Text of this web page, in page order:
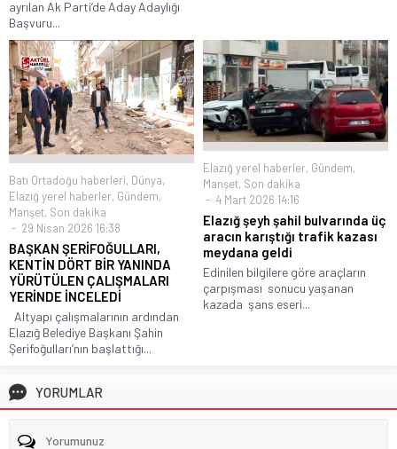
ayrılan Ak Parti’de Aday Adaylığı
Başvuru...
Batı Ortadoğu haberleri, Dünya,
Elazığ yerel haberler, Gündem,
Manşet, Son dakika
29 Nisan 2026 16:38
BAŞKAN ŞERİFOĞULLARI,
KENTİN DÖRT BİR YANINDA
YÜRÜTÜLEN ÇALIŞMALARI
YERİNDE İNCELEDİ
Altyapı çalışmalarının ardından
Elazığ Belediye Başkanı Şahin
Şerifoğulları’nın başlattığı...
Elazığ yerel haberler, Gündem,
Manşet, Son dakika
4 Mart 2026 14:16
Elazığ şeyh şahil bulvarında üç
aracın karıştığı trafik kazası
meydana geldi
Edinilen bilgilere göre araçların
çarpışması sonucu yaşanan
kazada şans eseri...
YORUMLAR